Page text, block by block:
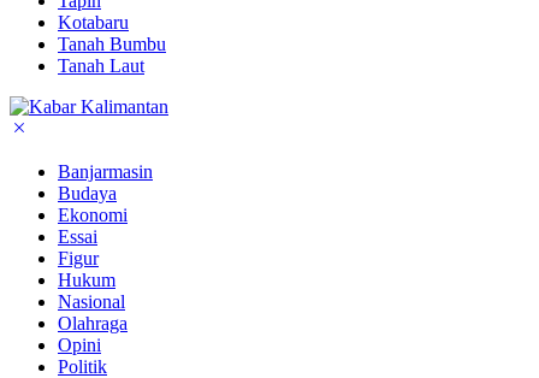
Kotabaru
Tanah Bumbu
Tanah Laut
Banjarmasin
Budaya
Ekonomi
Essai
Figur
Hukum
Nasional
Olahraga
Opini
Politik